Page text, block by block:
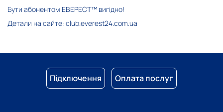
Бути абонентом ЕВЕРЕСТ™ вигідно!
Детали на сайте: club.everest24.com.ua
Підключення Оплата послуг